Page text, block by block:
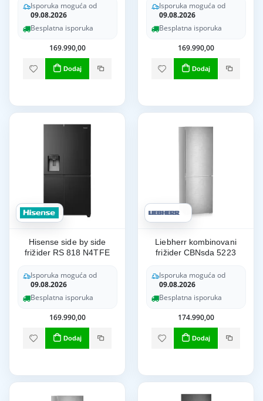
Isporuka moguća od
09.08.2026
Besplatna isporuka
169.990,00
Dodaj
Isporuka moguća od
09.08.2026
Besplatna isporuka
169.990,00
Dodaj
Hisense side by side
frižider RS 818 N4TFE
Isporuka moguća od
09.08.2026
Besplatna isporuka
169.990,00
Dodaj
Liebherr kombinovani
frižider CBNsda 5223
Isporuka moguća od
09.08.2026
Besplatna isporuka
174.990,00
Dodaj